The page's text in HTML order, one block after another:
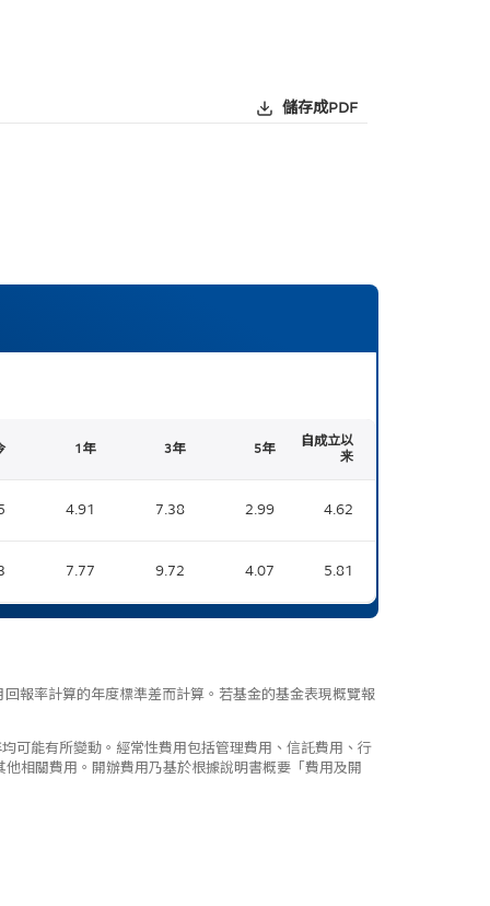
儲存成PDF
1年 3年 5年
自成立以
来
4.91 7.38 2.99 4.62
7.77 9.72 4.07 5.81
報率計算的年度標準差而計算。若基金的基金表現概覽報
可能有所變動。經常性費用包括管理費用、信託費用、行
相關費用。開辦費用乃基於根據說明書概要「費用及開